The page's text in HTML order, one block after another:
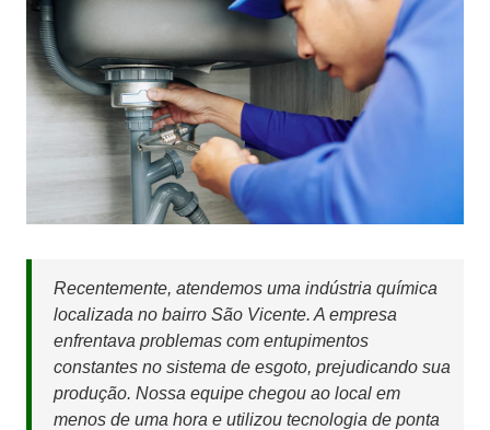
Recentemente, atendemos uma indústria química
localizada no bairro São Vicente. A empresa
enfrentava problemas com entupimentos
constantes no sistema de esgoto, prejudicando sua
produção. Nossa equipe chegou ao local em
menos de uma hora e utilizou tecnologia de ponta